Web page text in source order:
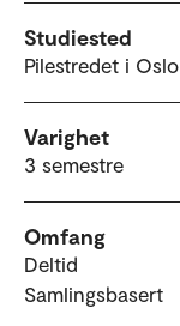
Studiested
Pilestredet i Oslo
Varighet
3 semestre
Omfang
Deltid
Samlingsbasert